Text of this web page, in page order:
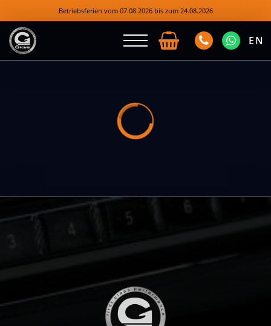
Betriebsferien vom 07.08.2026 bis zum 24.08.2026
EN